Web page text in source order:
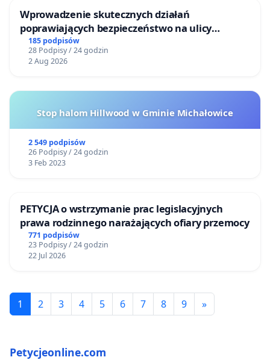
Wprowadzenie skutecznych działań
poprawiających bezpieczeństwo na ulicy
Żeromskiego w Otwocku
185 podpisów
28 Podpisy / 24 godzin
2 Aug 2026
Stop halom Hillwood w Gminie Michałowice
2 549 podpisów
26 Podpisy / 24 godzin
3 Feb 2023
PETYCJA o wstrzymanie prac legislacyjnych
prawa rodzinnego narażających ofiary przemocy
771 podpisów
23 Podpisy / 24 godzin
22 Jul 2026
1 2 3 4 5 6 7 8 9 »
Petycjeonline.com